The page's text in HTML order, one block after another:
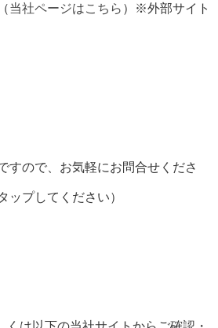
当社ページはこちら ）※外部サイト
すので、お気軽にお問合せくださ
ップしてください）